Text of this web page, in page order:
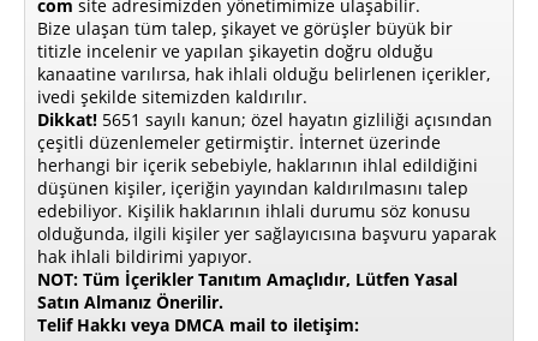
com site adresimizden yönetimimize ulaşabilir.
Bize ulaşan tüm talep, şikayet ve görüşler büyük bir
titizle incelenir ve yapılan şikayetin doğru olduğu
kanaatine varılırsa, hak ihlali olduğu belirlenen içerikler,
ivedi şekilde sitemizden kaldırılır.
Dikkat! 5651 sayılı kanun; özel hayatın gizliliği açısından
çeşitli düzenlemeler getirmiştir. İnternet üzerinde
herhangi bir içerik sebebiyle, haklarının ihlal edildiğini
düşünen kişiler, içeriğin yayından kaldırılmasını talep
edebiliyor. Kişilik haklarının ihlali durumu söz konusu
olduğunda, ilgili kişiler yer sağlayıcısına başvuru yaparak
hak ihlali bildirimi yapıyor.
NOT: Tüm İçerikler Tanıtım Amaçlıdır, Lütfen Yasal
Satın Almanız Önerilir.
Telif Hakkı veya DMCA mail to iletişim: